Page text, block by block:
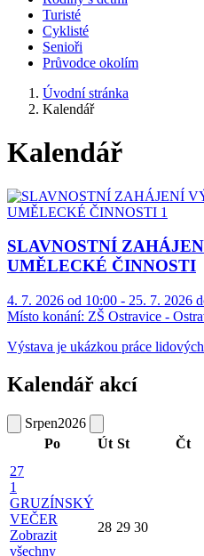
Turisté
Cyklisté
Senioři
Průvodce okolím
Úvodní stránka
Kalendář
Kalendář
SLAVNOSTNÍ
UMĚLECKÉ ČINNOSTI
4. 7. 2026 od 10:00 - 25. 7. 2026
Místo konání: ZŠ Ostravice -
Výstava je ukázkou práce
Kalendář akcí
Srpen2026
Po
Út St Čt
27
1
GRUZÍNSKÝ
VEČER
Zobrazit
všechny
28 29 30